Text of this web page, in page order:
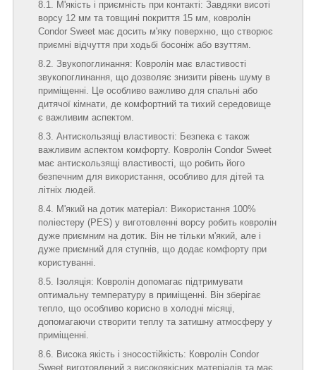
М'якість і приємність при контакті: Завдяки висоті
ворсу 12 мм та товщині покриття 15 мм, ковролін
Condor Sweet має досить м'яку поверхню, що створює
приємні відчуття при ходьбі босоніж або взуттям.
Звукопоглинання: Ковролін має властивості
звукопоглинання, що дозволяє знизити рівень шуму в
приміщенні. Це особливо важливо для спальні або
дитячої кімнати, де комфортний та тихий середовище
є важливим аспектом.
Антискользящі властивості: Безпека є також
важливим аспектом комфорту. Ковролін Condor Sweet
має антискользящі властивості, що робить його
безпечним для використання, особливо для дітей та
літніх людей.
М'який на дотик матеріал: Використання 100%
поліестеру (PES) у виготовленні ворсу робить ковролін
дуже приємним на дотик. Він не тільки м'який, але і
дуже приємний для ступнів, що додає комфорту при
користуванні.
Ізоляція: Ковролін допомагає підтримувати
оптимальну температуру в приміщенні. Він зберігає
тепло, що особливо корисно в холодні місяці,
допомагаючи створити теплу та затишну атмосферу у
приміщенні.
Висока якість і зносостійкість: Ковролін Condor
Sweet виготовлений з високоякісних матеріалів та має